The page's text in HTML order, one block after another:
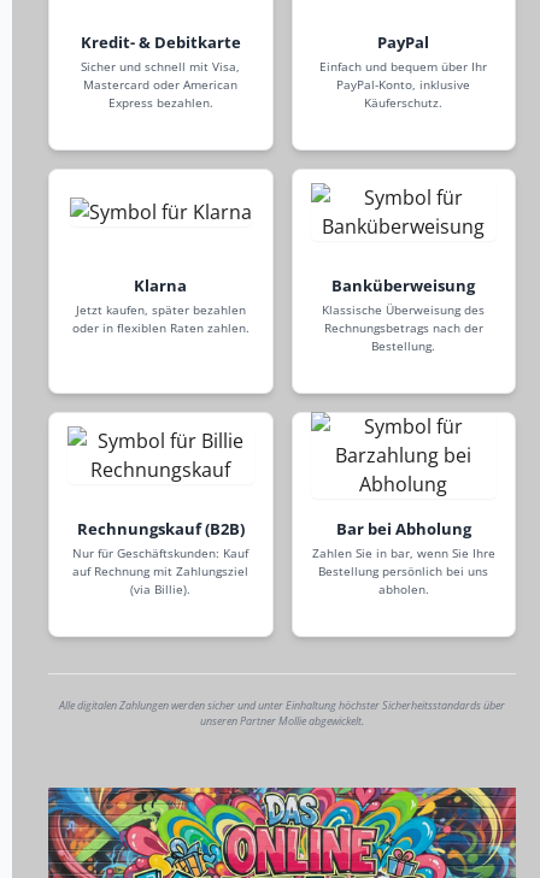
Kredit- & Debitkarte
Sicher und schnell mit Visa,
Mastercard oder American
Express bezahlen.
PayPal
Einfach und bequem über Ihr
PayPal-Konto, inklusive
Käuferschutz.
Klarna
Jetzt kaufen, später bezahlen
oder in flexiblen Raten zahlen.
Banküberweisung
Klassische Überweisung des
Rechnungsbetrags nach der
Bestellung.
Rechnungskauf (B2B)
Nur für Geschäftskunden: Kauf
auf Rechnung mit Zahlungsziel
(via Billie).
Bar bei Abholung
Zahlen Sie in bar, wenn Sie Ihre
Bestellung persönlich bei uns
abholen.
Alle digitalen Zahlungen werden sicher und unter Einhaltung höchster Sicherheitsstandards über
unseren Partner Mollie abgewickelt.